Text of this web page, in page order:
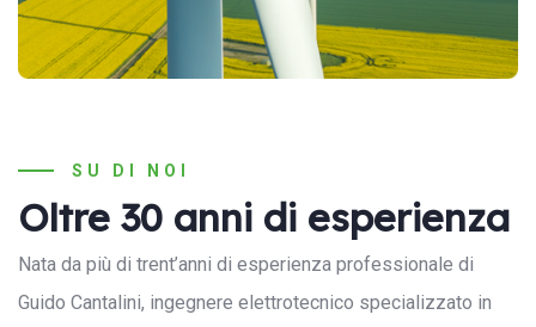
SU DI NOI
Oltre 30 anni di esperienza
Nata da più di trent’anni di esperienza professionale di
Guido Cantalini, ingegnere elettrotecnico specializzato in